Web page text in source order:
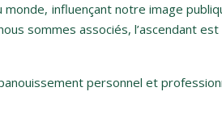
influençant notre image
sommes associés, l’ascendant
personnel et